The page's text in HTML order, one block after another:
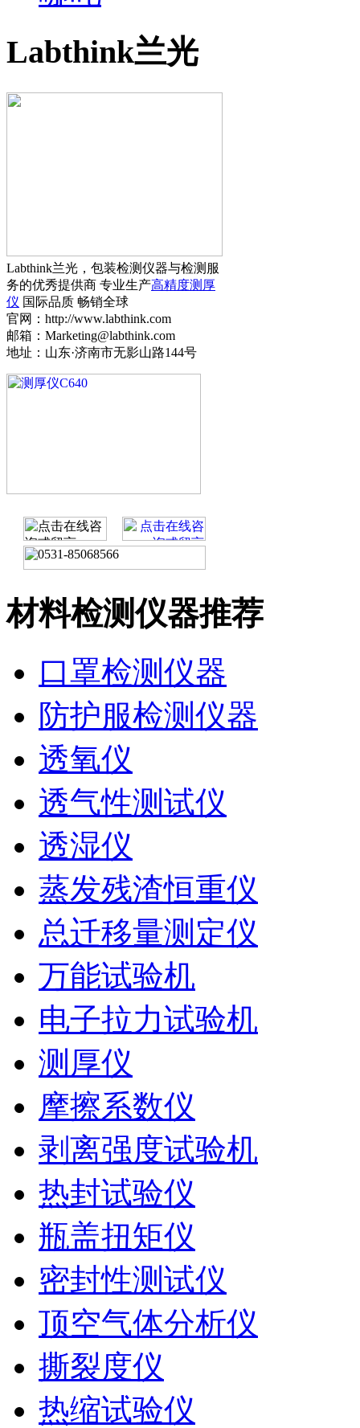
Labthink兰光
Labthink兰光，包装检测仪器与检测服
务的优秀提供商 专业生产高精度测厚
仪 国际品质 畅销全球
官网：http://www.labthink.com
邮箱：Marketing@labthink.com
地址：山东·济南市无影山路144号
材料检测仪器推荐
口罩检测仪器
防护服检测仪器
透氧仪
透气性测试仪
透湿仪
蒸发残渣恒重仪
总迁移量测定仪
万能试验机
电子拉力试验机
测厚仪
摩擦系数仪
剥离强度试验机
热封试验仪
瓶盖扭矩仪
密封性测试仪
顶空气体分析仪
撕裂度仪
热缩试验仪